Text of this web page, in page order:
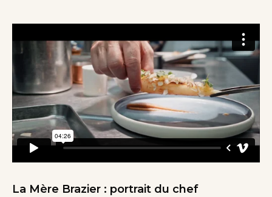
La Mère Brazier : portrait du chef